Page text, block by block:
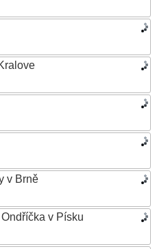
v Brně
v Písku